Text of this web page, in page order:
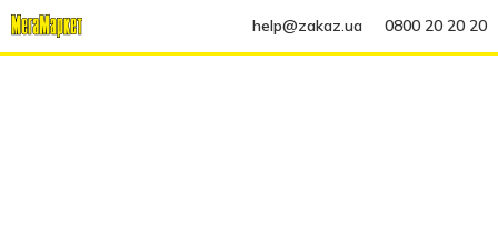
help@zakaz.ua 0800 20 20 20